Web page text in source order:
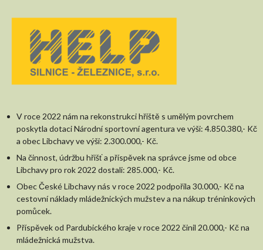
V roce 2022 nám na rekonstrukci hřiště s umělým povrchem
poskytla dotaci Národní sportovní agentura ve výši: 4.850.380,- Kč
a obec Libchavy ve výši: 2.300.000,- Kč.
Na činnost, údržbu hřišť a příspěvek na správce jsme od obce
Libchavy pro rok 2022 dostali: 285.000,- Kč.
Obec České Libchavy nás v roce 2022 podpořila 30.000,- Kč na
cestovní náklady mládežnických mužstev a na nákup tréninkových
pomůcek.
Příspěvek od Pardubického kraje v roce 2022 činil 20.000,- Kč na
mládežnická mužstva.